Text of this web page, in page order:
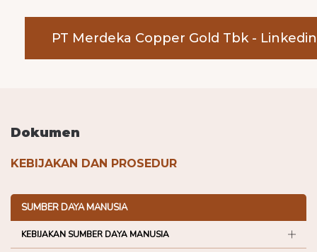
PT Merdeka Copper Gold Tbk - Linkedin
Dokumen
KEBIJAKAN DAN PROSEDUR
SUMBER DAYA MANUSIA
KEBIJAKAN SUMBER DAYA MANUSIA